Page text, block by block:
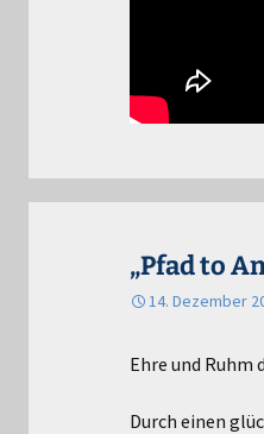
„Pfad to
14. Dezember
Ehre und Ruhm
Durch einen